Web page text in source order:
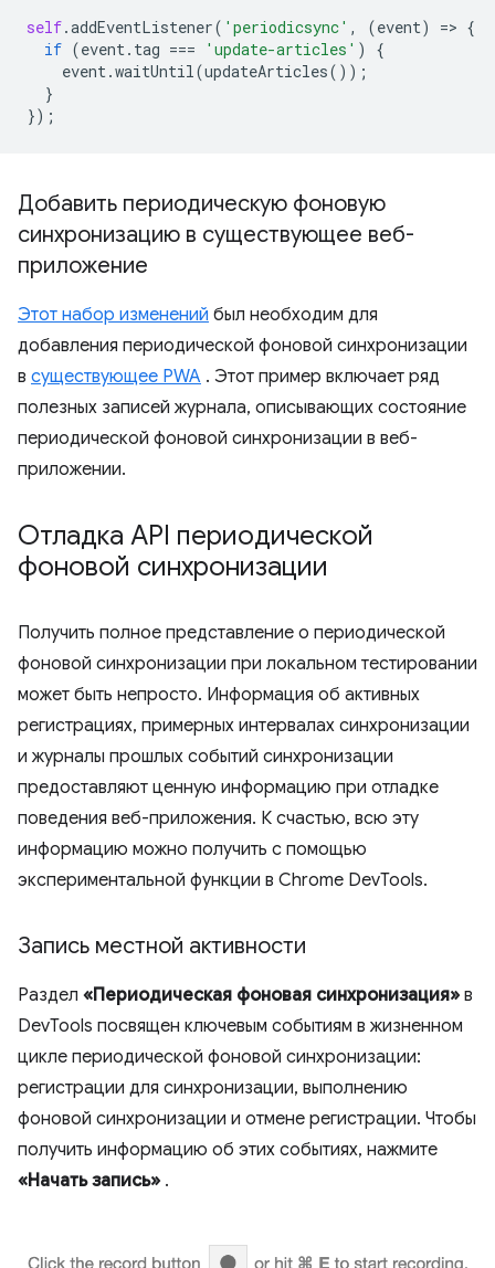
self.addEventListener( 'periodicsync' , (event) => {
if (event. tag === 'update-articles' )
{
event.waitUntil(updateArticles());
}
});
Добавить периодическую фоновую
синхронизацию в существующее веб-
приложение
Этот набор изменений был необходим для
добавления периодической фоновой синхронизации
в существующее PWA . Этот пример включает ряд
полезных записей журнала, описывающих состояние
периодической фоновой синхронизации в веб-
приложении.
Отладка API периодической
фоновой синхронизации
Получить полное представление о периодической
фоновой синхронизации при локальном тестировании
может быть непросто. Информация об активных
регистрациях, примерных интервалах синхронизации
и журналы прошлых событий синхронизации
предоставляют ценную информацию при отладке
поведения веб-приложения. К счастью, всю эту
информацию можно получить с помощью
экспериментальной функции в Chrome DevTools.
Запись местной активности
Раздел «Периодическая фоновая синхронизация» в
DevTools посвящен ключевым событиям в жизненном
цикле периодической фоновой синхронизации:
регистрации для синхронизации, выполнению
фоновой синхронизации и отмене регистрации. Чтобы
получить информацию об этих событиях, нажмите
«Начать запись» .